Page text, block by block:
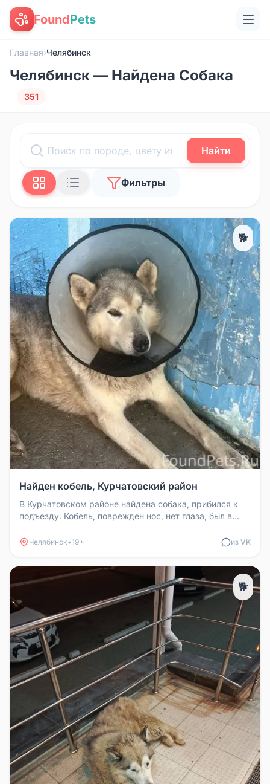
FoundPets
Главная›Челябинск
Челябинск — Найдена Собака
351
Найти
Фильтры
🐕
Найден кобель, Курчатовский район
В Курчатовском районе найдена собака, прибился к
подъезду. Кобель, поврежден нос, нет глаза, был в
Челябинск•19 ч из VK
🐕